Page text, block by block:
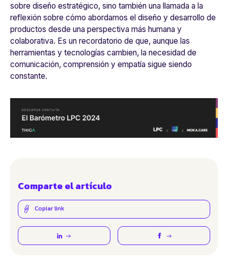
sobre diseño estratégico, sino también una llamada a la
reflexión sobre cómo abordamos el diseño y desarrollo de
productos desde una perspectiva más humana y
colaborativa. Es un recordatorio de que, aunque las
herramientas y tecnologías cambien, la necesidad de
comunicación, comprensión y empatía sigue siendo
constante.
Comparte el artículo
Copiar link